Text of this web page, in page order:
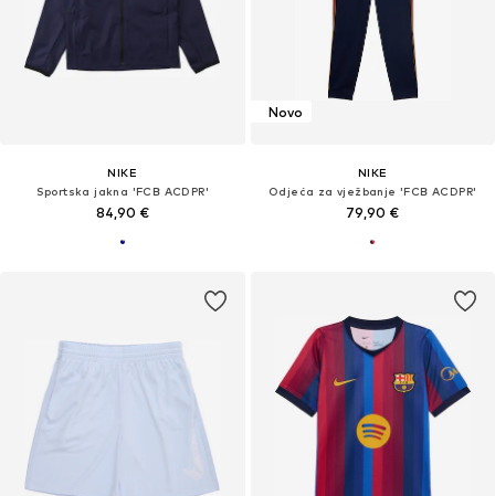
NIKE
Sportska jakna 'FCB ACDPR'
84,90 €
Novo
NIKE
Odjeća za vježbanje 'FCB ACDPR'
79,90 €